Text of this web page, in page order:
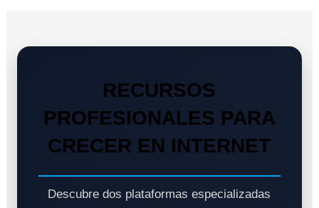
RECURSOS
PROFESIONALES PARA
CRECER EN INTERNET
Descubre dos plataformas especializadas